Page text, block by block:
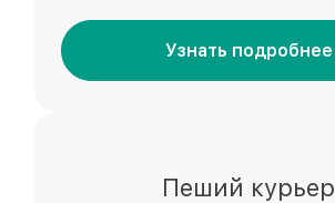
Узнать подробнее
Пеший курьер